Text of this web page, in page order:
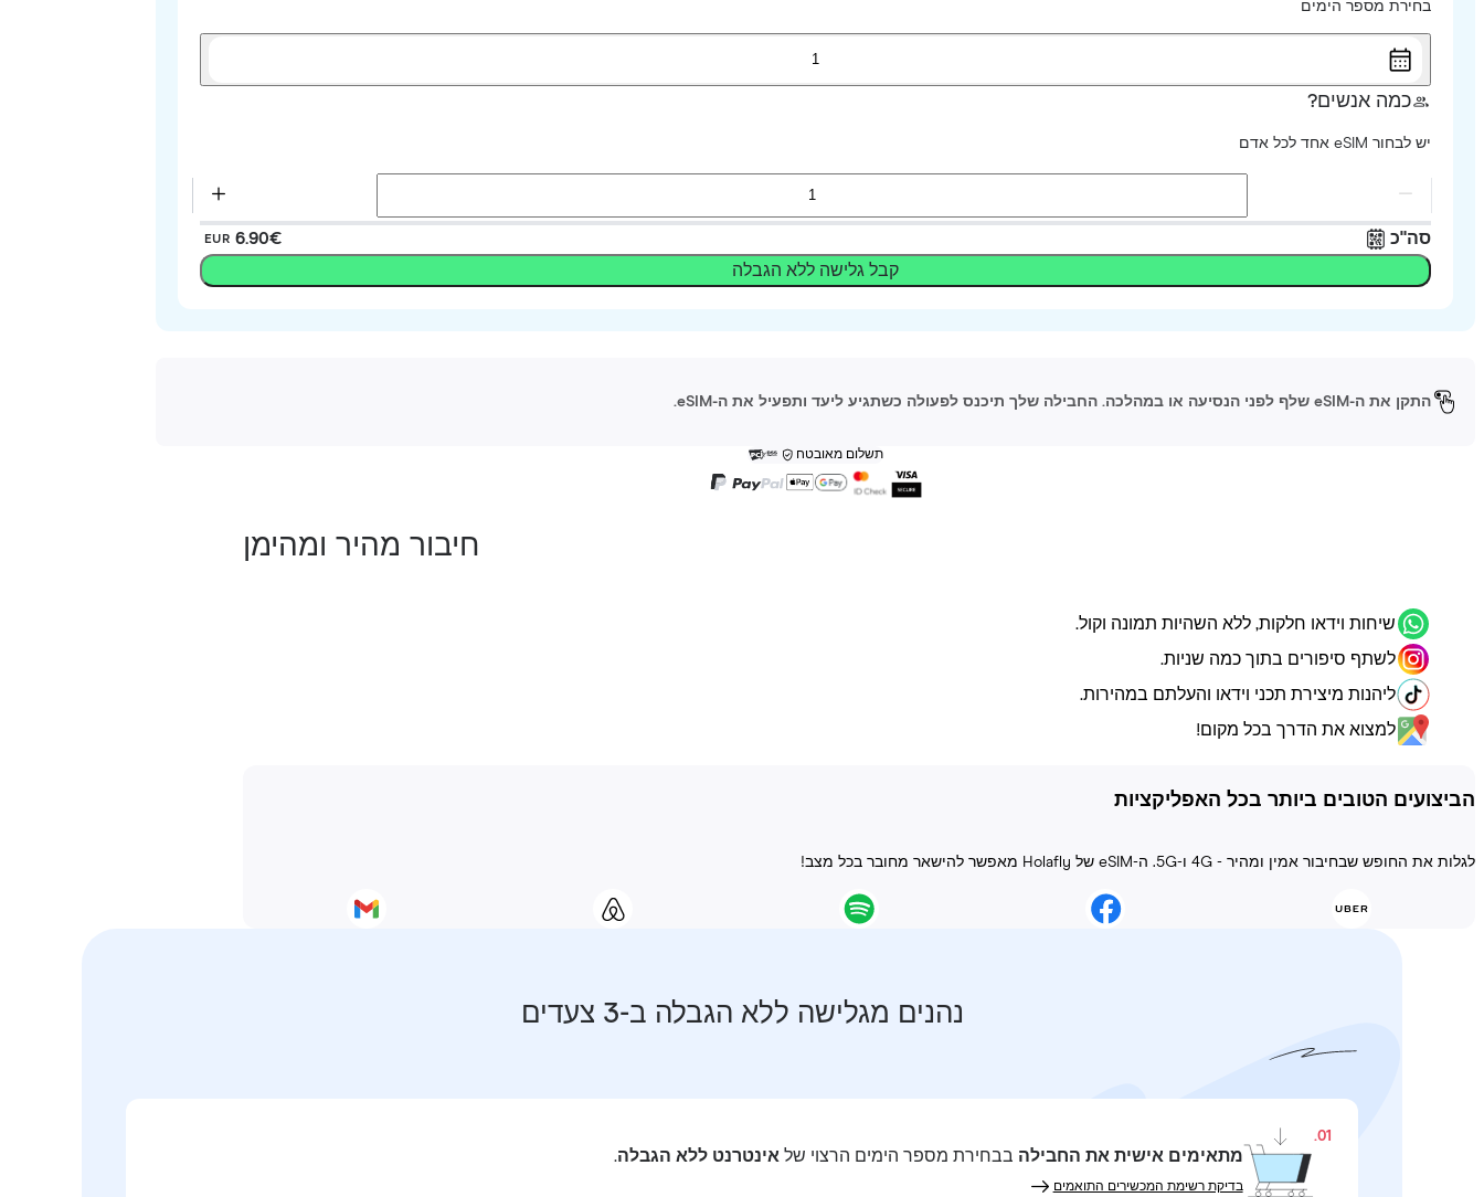
בחירת מספר הימים
1
כמה אנשים?
יש לבחור eSIM אחד לכל אדם
סה"כ EUR ‏6.90 ‏€
קבל גלישה ללא הגבלה
התקן את ה-eSIM שלף לפני הנסיעה או במהלכה. החבילה שלך תיכנס לפעולה כשתגיע ליעד ותפעיל את ה-eSIM.
תשלום מאובטח
חיבור מהיר ומהימן
שיחות וידאו חלקות, ללא השהיות תמונה וקול.
לשתף סיפורים בתוך כמה שניות.
ליהנות מיצירת תכני וידאו והעלתם במהירות.
למצוא את הדרך בכל מקום!
הביצועים הטובים ביותר בכל האפליקציות
לגלות את החופש שבחיבור אמין ומהיר - 4G ו-5G. ה-eSIM של Holafly מאפשר להישאר מחובר בכל מצב!
נהנים מגלישה ללא הגבלה ב-3 צעדים
01.
מתאימים אישית את החבילה בבחירת מספר הימים הרצוי של אינטרנט ללא הגבלה.
בדיקת רשימת המכשירים התואמים